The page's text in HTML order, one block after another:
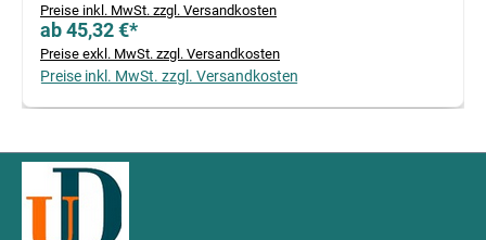
Preise inkl. MwSt. zzgl. Versandkosten
ab 45,32 €*
Preise exkl. MwSt. zzgl. Versandkosten
Preise inkl. MwSt. zzgl. Versandkosten